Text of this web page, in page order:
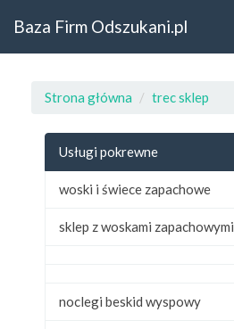
Baza Firm Odszukani.pl
Strona główna trec sklep
Usługi pokrewne
woski i świece zapachowe
sklep z woskami zapachowymi
noclegi beskid wyspowy